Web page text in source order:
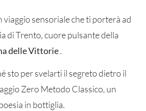
viaggio sensoriale che ti porterà ad
di Trento, cuore pulsante della
delle Vittorie.
sto per svelarti il ​​segreto dietro il
Zero Metodo Classico, un
in bottiglia.